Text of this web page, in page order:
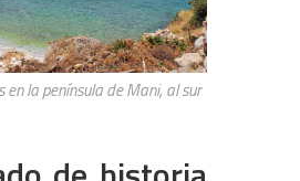
en la península de Mani, al sur